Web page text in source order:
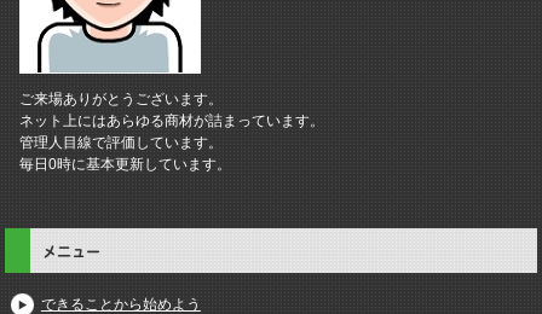
ご来場ありがとうございます。
ネット上にはあらゆる商材が詰まっています。
管理人目線で評価しています。
毎日0時に基本更新しています。
メニュー
できることから始めよう